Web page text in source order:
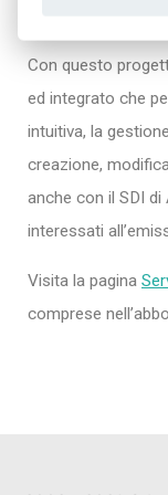
Con questo
ed integrato che
intuitiva, la
creazione,
anche con il SDI
interessati
Visita la pagina
comprese